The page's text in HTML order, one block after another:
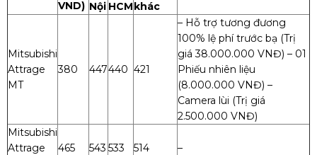
VND) Nội HCMkhác
Mitsubishi
Attrage
MT
380 447440 421
– Hỗ trợ tương đương
100% lệ phí trước bạ (Trị
giá 38.000.000 VNĐ) – 01
Phiếu nhiên liệu
(8.000.000 VNĐ) –
Camera lùi (Trị giá
2.500.000 VNĐ)
Mitsubishi
Attrage
465 543 533 514 –